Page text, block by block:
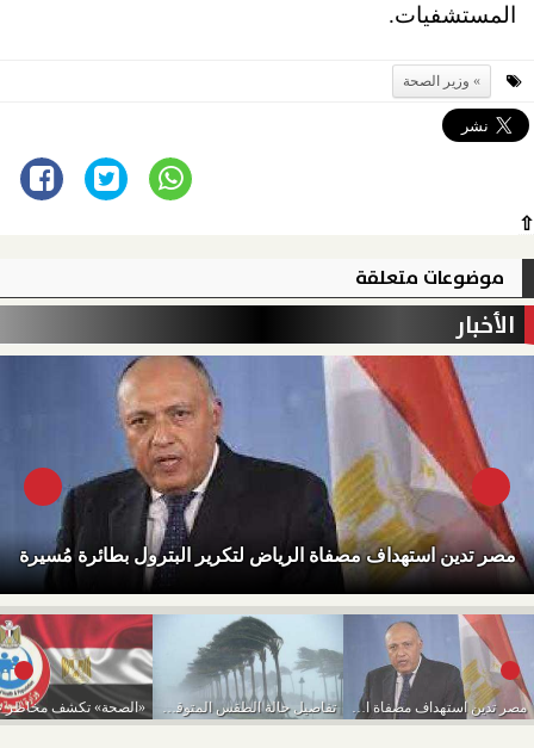
المستشفيات.
وزير الصحة
⇧
موضوعات متعلقة
الأخبار
مصر تدين استهداف مصفاة الرياض لتكرير البترول بطائرة مُسيرة
مصر تدين استهداف مصفاة الرياض لتكرير البترول بطائرة... تفاصيل حالة الطقس المتوقعة من اليوم حتى الخميس...